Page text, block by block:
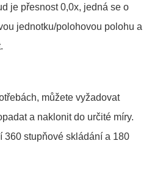
je přesnost 0,0x, jedná se o
jednotku/polohovou polohu a
můžete vyžadovat
a naklonit do určité míry.
360 stupňové skládání a 180